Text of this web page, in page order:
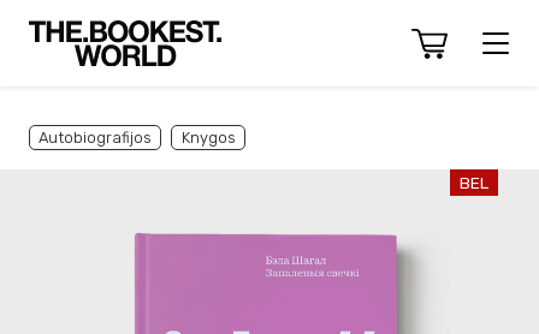
Autobiografijos Knygos
BEL